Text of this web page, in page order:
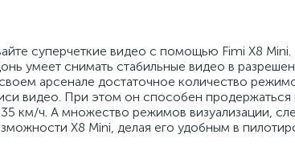
суперчеткие видео с помощью Fimi X8 Mini.
умеет снимать стабильные видео в
арсенале достаточное количество
видео. При этом он способен продержаться
км/ч. А множество режимов визуализации,
X8 Mini, делая его удобным в